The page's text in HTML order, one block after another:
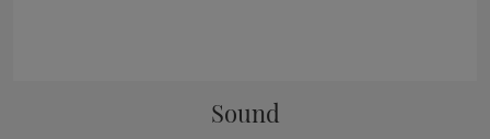
Sound